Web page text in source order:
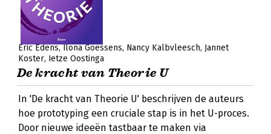
Eric Edens Ilona Goessens Nancy Kalbvleesch Jannet
Koster Ietze Oostinga
De kracht van Theorie U
In 'De kracht van Theorie U' beschrijven de auteurs
hoe prototyping een cruciale stap is in het U-proces.
Door nieuwe ideeën tastbaar te maken via